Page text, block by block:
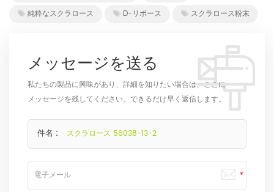
純粋なスクラロース
D-リボース スクラロース粉末
メッセージを送る
私たちの製品に興味があり、詳細を知りたい場合は、ここに
メッセージを残してください。できるだけ早く返信します。
件名 : スクラロース 56038-13-2